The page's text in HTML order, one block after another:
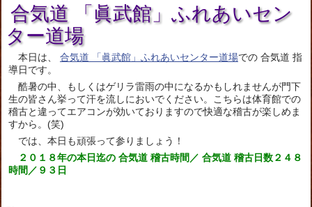
合気道 「眞武館」ふれあいセン
ター道場
本日は、 合気道 「眞武館」ふれあいセンター道場での 合気道 指
導日です。
酷暑の中、もしくはゲリラ雷雨の中になるかもしれませんが門下
生の皆さん挙って汗を流しにおいでください。こちらは体育館での
稽古と違ってエアコンが効いておりますので快適な稽古が楽しめま
すから。(笑)
では、本日も頑張って参りましょう！
２０１８年の本日迄の 合気道 稽古時間／ 合気道 稽古日数２４８
時間／９３日